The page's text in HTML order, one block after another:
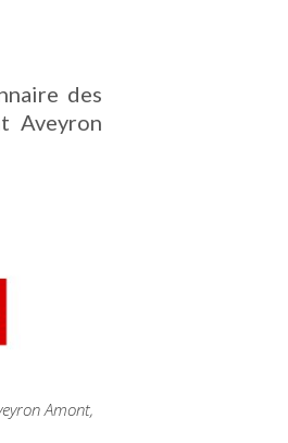
des
Aveyron
Amont,